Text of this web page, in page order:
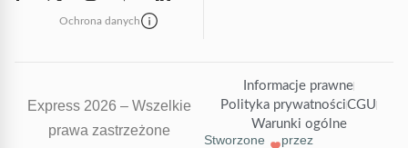
Ochrona danych
Express 2026 – Wszelkie
prawa zastrzeżone
Informacje prawne
Polityka prywatnościCGU
Warunki ogólne
Stworzone
przez